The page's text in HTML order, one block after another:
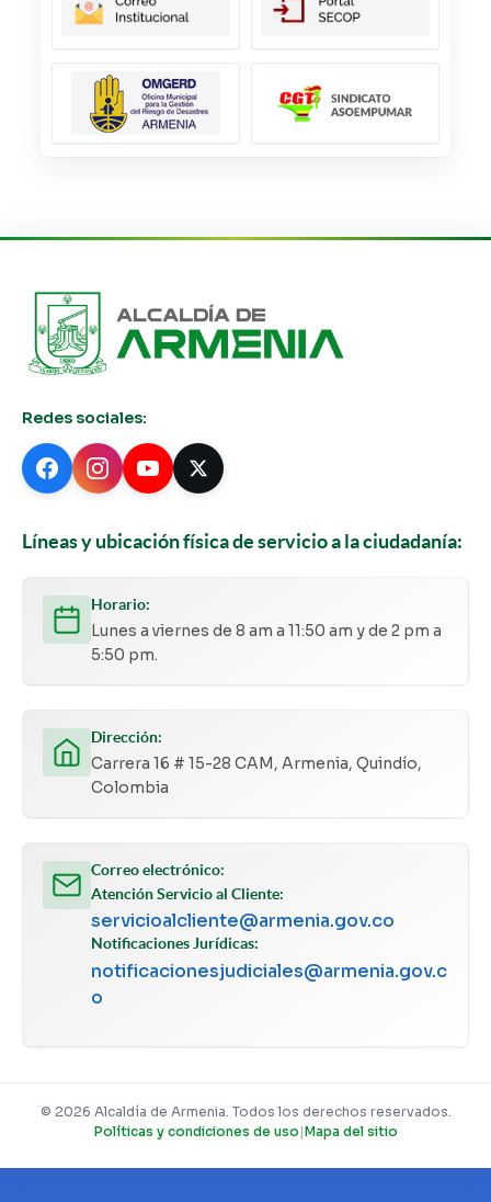
Redes sociales:
Líneas y ubicación física de servicio a la ciudadanía:
Horario:
Lunes a viernes de 8 am a 11:50 am y de 2 pm a
5:50 pm.
Dirección:
Carrera 16 # 15-28 CAM, Armenia, Quindío,
Colombia
Correo electrónico:
Atención Servicio al Cliente:
servicioalcliente@armenia.gov.co
Notificaciones Jurídicas:
notificacionesjudiciales@armenia.gov.c
o
© 2026 Alcaldía de Armenia. Todos los derechos reservados.
Políticas y condiciones de uso |Mapa del sitio